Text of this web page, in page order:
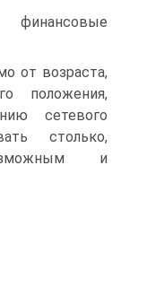
от возраста,
положения,
сетевого
столько,
и